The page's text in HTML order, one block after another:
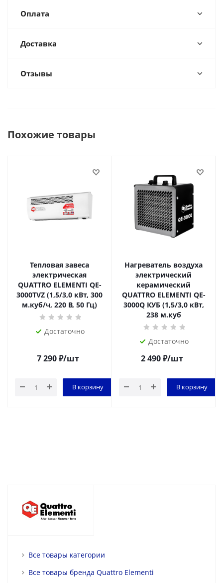
Оплата
Доставка
Отзывы
Похожие товары
Тепловая завеса
электрическая
QUATTRO ELEMENTI QE-
3000TVZ (1,5/3,0 кВт, 300
м.куб/ч, 220 В, 50 Гц)
Достаточно
7 290₽/шт
В корзину
Нагреватель воздуха
электрический
керамический
QUATTRO ELEMENTI QE-
3000Q КУБ (1,5/3,0 кВт,
238 м.куб
Достаточно
2 490₽/шт
В корзину
Все товары категории
Все товары бренда Quattro Elementi